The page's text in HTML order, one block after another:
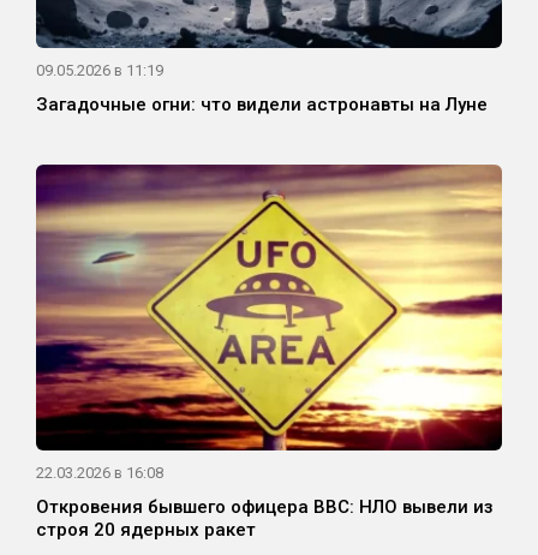
09.05.2026 в 11:19
Загадочные огни: что видели астронавты на Луне
22.03.2026 в 16:08
Откровения бывшего офицера ВВС: НЛО вывели из
строя 20 ядерных ракет